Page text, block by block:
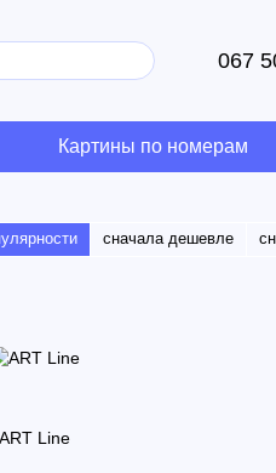
067
Картины по номерам
сначала дешевле
ART Line